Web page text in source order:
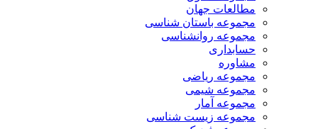
مطالعات جهان
مجموعه باستان شناسی
مجموعه روانشناسی
حسابداری
مشاوره
مجموعه ریاضی
مجموعه شیمی
مجموعه آمار
مجموعه زیست شناسی